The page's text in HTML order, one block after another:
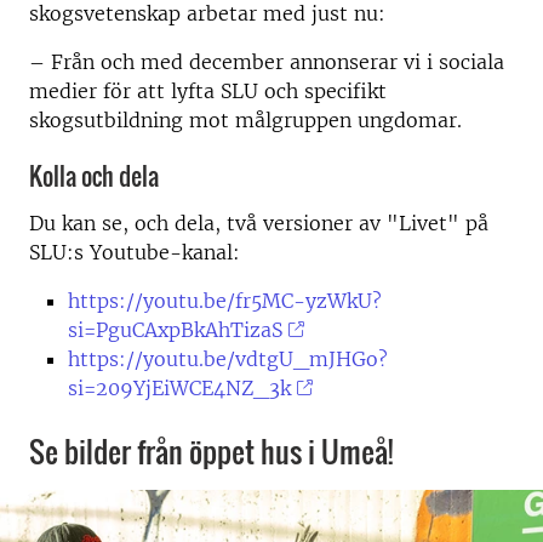
skogsvetenskap arbetar med just nu:
– Från och med december annonserar vi i sociala
medier för att lyfta SLU och specifikt
skogsutbildning mot målgruppen ungdomar.
Kolla och dela
Du kan se, och dela, två versioner av "Livet" på
SLU:s Youtube-kanal:
https://youtu.be/fr5MC-yzWkU?
si=PguCAxpBkAhTizaS
https://youtu.be/vdtgU_mJHGo?
si=209YjEiWCE4NZ_3k
Se bilder från öppet hus i Umeå!